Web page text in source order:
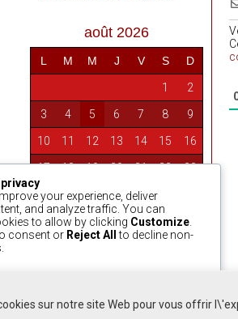
sur notre site Web pour vous offrir
août 2026
L M M J V S D
1 2
3 4 5 6 7 8 9
10 11 12 13 14 15 16
17 18 19 20 21 22 23
24 25 26 27 28
31
your experience, deliver
and analyze traffic. You can
to allow by clicking Customize
consent or Reject All
to decline non-
Powered by